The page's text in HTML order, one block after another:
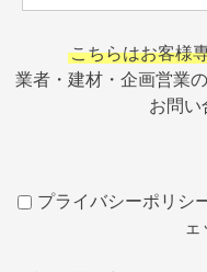
こちらはお客様
業者・建材・企画営業
お問い
プライバシーポリシ
ェ